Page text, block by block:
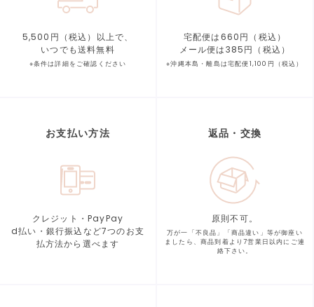
5,500円（税込）以上で、
いつでも送料無料
※条件は詳細をご確認ください
宅配便は660円（税込）
メール便は385円（税込）
※沖縄本島・離島は宅配便1,100円（税込）
お支払い方法
クレジット・PayPay
d払い・銀行振込など7つのお支
払方法から選べます
返品・交換
原則不可。
万が一「不良品」「商品違い」等が御座い
ましたら、商品到着より7営業日以内にご連
絡下さい。